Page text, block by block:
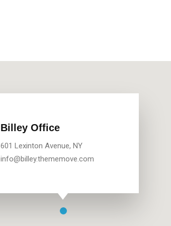
Billey Office
601 Lexinton Avenue, NY
info@billey.thememove.com